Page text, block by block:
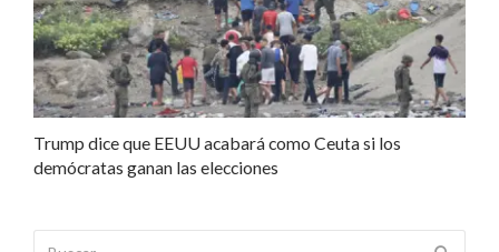
Trump dice que EEUU acabará como Ceuta si los
demócratas ganan las elecciones